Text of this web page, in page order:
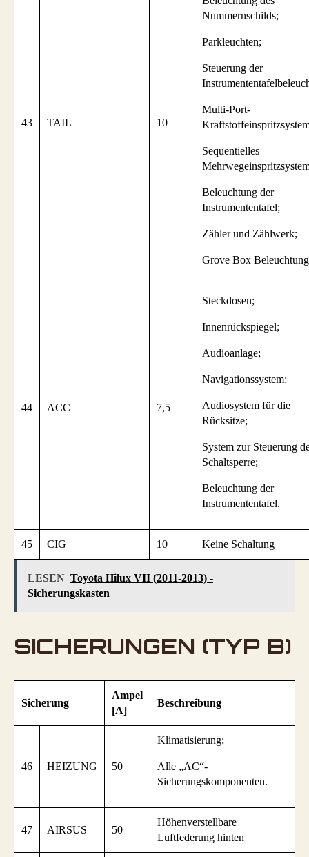
43 TAIL 10
Nummernschilds;
Parkleuchten;
Steuerung der
Multi-Port-
Sequentielles
Beleuchtung der
Instrumententafel;
Zähler und Zählwerk;
Grove Box
44 ACC 7,5
Steckdosen;
Innenrückspiegel;
Audioanlage;
Navigationssystem;
Audiosystem für die
Rücksitze;
System zur Steuerung
Schaltsperre;
Beleuchtung der
Instrumententafel.
45 CIG 10 Keine Schaltung
LESEN Toyota Hilux VII (2011-2013) -
Sicherungskasten
SICHERUNGEN (TYP B)
Sicherung
Ampel
[A]
Beschreibung
46 HEIZUNG 50
Klimatisierung;
Alle „AC“-
Sicherungskomponenten.
47 AIRSUS 50
Höhenverstellbare
Luftfederung hinten